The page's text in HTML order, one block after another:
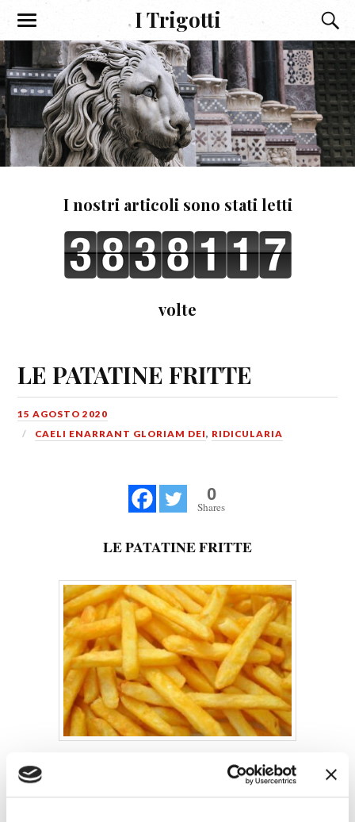
I Trigotti
I nostri articoli sono stati letti
volte
LE PATATINE FRITTE
15 AGOSTO 2020
CAELI ENARRANT GLORIAM DEI, RIDICULARIA
0
Shares
LE PATATINE FRITTE
“Mamma, mamma, perché non mi fa più le patatine